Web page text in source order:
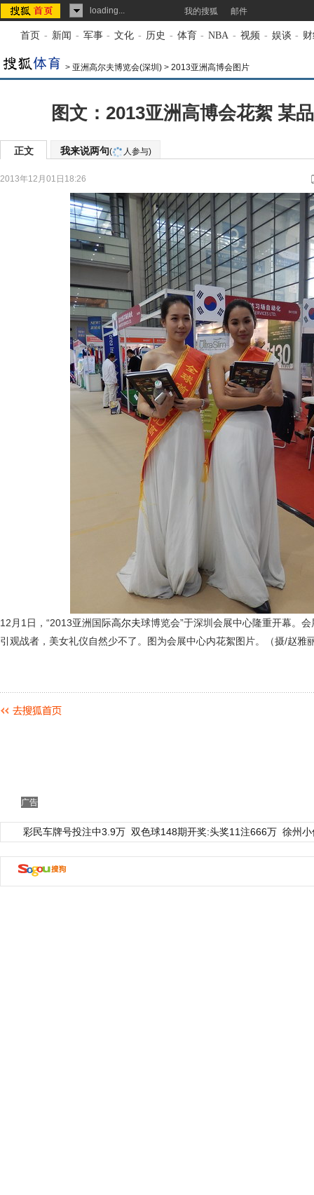
loading... 我的搜狐 邮件
首页 - 新闻 - 军事 - 文化 - 历史 - 体育 - NBA - 视频 - 娱谈 -
> 亚洲高尔夫博览会(深圳) > 2013亚洲高博会图片
图文：2013亚洲高博会花絮 某
正文 我来说两句( 人参与)
2013年12月01日18:26
12月1日，“2013亚洲国际高尔夫球博览会”于深圳会展中心隆重开幕。
引观战者，美女礼仪自然少不了。图为会展中心内花絮图片。（摄/赵雅
广告
彩民车牌号投注中3.9万 双色球148期开奖:头奖11注666万 徐州